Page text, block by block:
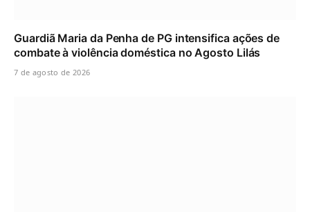
Guardiã Maria da Penha de PG intensifica ações de
combate à violência doméstica no Agosto Lilás
7 de agosto de 2026